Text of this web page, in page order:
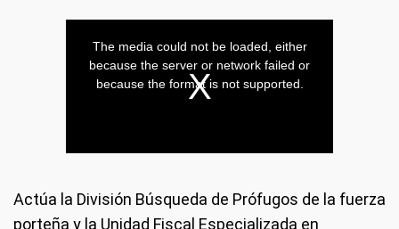
Actúa la División Búsqueda de Prófugos de la fuerza
porteña y la Unidad Fiscal Especializada en